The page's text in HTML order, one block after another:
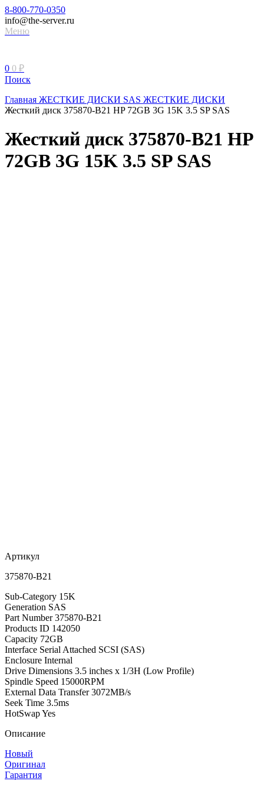
8-800-770-0350
info@the-server.ru
Меню
0 0 ₽
Поиск
Главная ЖЕСТКИЕ ДИСКИ SAS ЖЕСТКИЕ ДИСКИ
Жесткий диск 375870-B21 HP 72GB 3G 15K 3.5 SP SAS
Жесткий диск 375870-B21 HP
72GB 3G 15K 3.5 SP SAS
Артикул
375870-B21
Sub-Category 15K
Generation SAS
Part Number 375870-B21
Products ID 142050
Capacity 72GB
Interface Serial Attached SCSI (SAS)
Enclosure Internal
Drive Dimensions 3.5 inches x 1/3H (Low Profile)
Spindle Speed 15000RPM
External Data Transfer 3072MB/s
Seek Time 3.5ms
HotSwap Yes
Описание
Новый
Оригинал
Гарантия